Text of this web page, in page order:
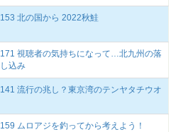
153 北の国から 2022秋鮭
171 視聴者の気持ちになって…北九州の落
し込み
141 流行の兆し？東京湾のテンヤタチウオ
159 ムロアジを釣ってから考えよう！